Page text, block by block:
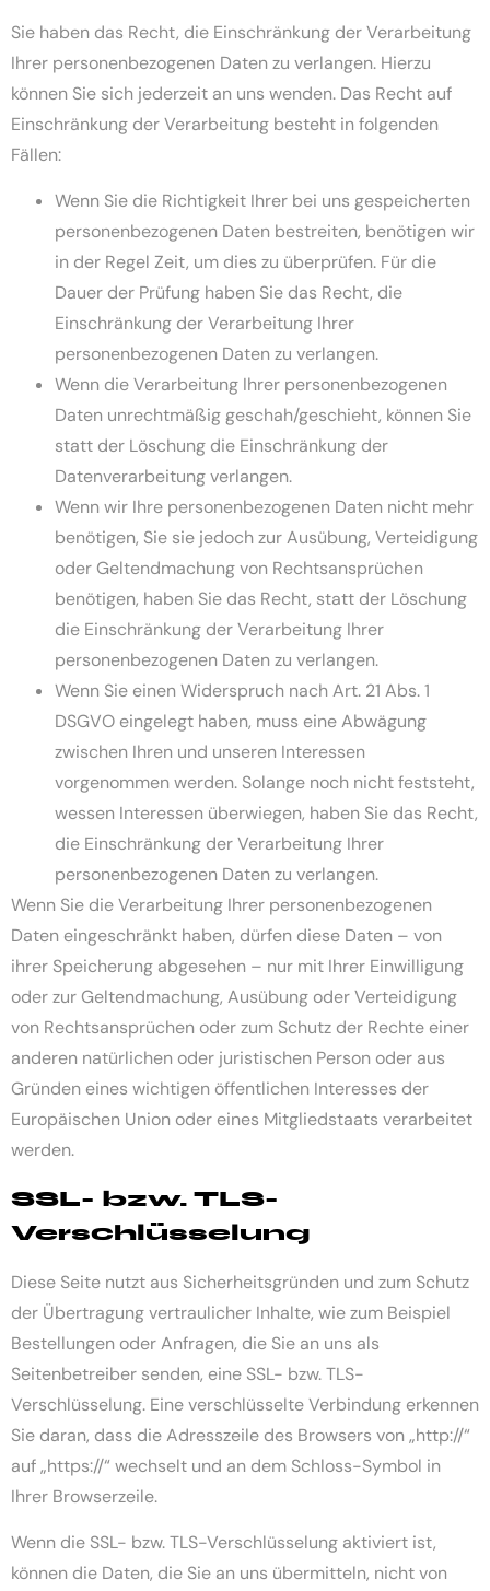
Sie haben das Recht, die Einschränkung der Verarbeitung
Ihrer personenbezogenen Daten zu verlangen. Hierzu
können Sie sich jederzeit an uns wenden. Das Recht auf
Einschränkung der Verarbeitung besteht in folgenden
Fällen:
Wenn Sie die Richtigkeit Ihrer bei uns gespeicherten
personenbezogenen Daten bestreiten, benötigen wir
in der Regel Zeit, um dies zu überprüfen. Für die
Dauer der Prüfung haben Sie das Recht, die
Einschränkung der Verarbeitung Ihrer
personenbezogenen Daten zu verlangen.
Wenn die Verarbeitung Ihrer personenbezogenen
Daten unrechtmäßig geschah/geschieht, können Sie
statt der Löschung die Einschränkung der
Datenverarbeitung verlangen.
Wenn wir Ihre personenbezogenen Daten nicht mehr
benötigen, Sie sie jedoch zur Ausübung, Verteidigung
oder Geltendmachung von Rechtsansprüchen
benötigen, haben Sie das Recht, statt der Löschung
die Einschränkung der Verarbeitung Ihrer
personenbezogenen Daten zu verlangen.
Wenn Sie einen Widerspruch nach Art. 21 Abs. 1
DSGVO eingelegt haben, muss eine Abwägung
zwischen Ihren und unseren Interessen
vorgenommen werden. Solange noch nicht feststeht,
wessen Interessen überwiegen, haben Sie das Recht,
die Einschränkung der Verarbeitung Ihrer
personenbezogenen Daten zu verlangen.
Wenn Sie die Verarbeitung Ihrer personenbezogenen
Daten eingeschränkt haben, dürfen diese Daten – von
ihrer Speicherung abgesehen – nur mit Ihrer Einwilligung
oder zur Geltendmachung, Ausübung oder Verteidigung
von Rechtsansprüchen oder zum Schutz der Rechte einer
anderen natürlichen oder juristischen Person oder aus
Gründen eines wichtigen öffentlichen Interesses der
Europäischen Union oder eines Mitgliedstaats verarbeitet
werden.
SSL- bzw. TLS-
Verschlüsselung
Diese Seite nutzt aus Sicherheitsgründen und zum Schutz
der Übertragung vertraulicher Inhalte, wie zum Beispiel
Bestellungen oder Anfragen, die Sie an uns als
Seitenbetreiber senden, eine SSL- bzw. TLS-
Verschlüsselung. Eine verschlüsselte Verbindung erkennen
Sie daran, dass die Adresszeile des Browsers von „http://“
auf „https://“ wechselt und an dem Schloss-Symbol in
Ihrer Browserzeile.
Wenn die SSL- bzw. TLS-Verschlüsselung aktiviert ist,
können die Daten, die Sie an uns übermitteln, nicht von